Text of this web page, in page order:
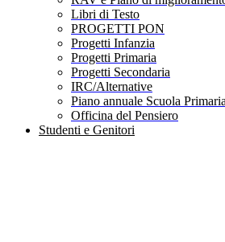
Libri di Testo
PROGETTI PON
Progetti Infanzia
Progetti Primaria
Progetti Secondaria
IRC/Alternative
Piano annuale Scuola Primaria
Officina del Pensiero
Studenti e Genitori